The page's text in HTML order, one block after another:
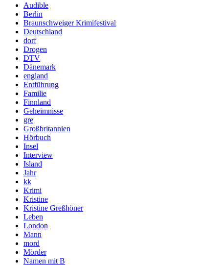
Audible
Berlin
Braunschweiger Krimifestival
Deutschland
dorf
Drogen
DTV
Dänemark
england
Entführung
Familie
Finnland
Geheimnisse
gre
Großbritannien
Hörbuch
Insel
Interview
Island
Jahr
kk
Krimi
Kristine
Kristine Greßhöner
Leben
London
Mann
mord
Mörder
Namen mit B